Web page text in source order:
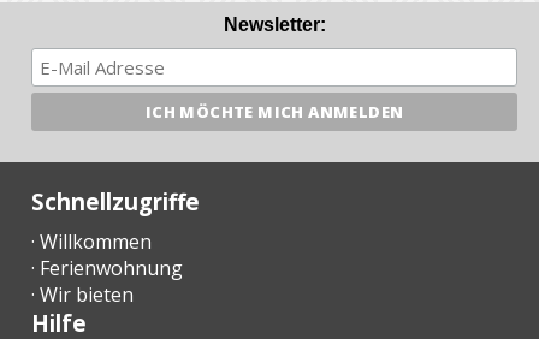
Newsletter:
Schnellzugriffe
· Willkommen
· Ferienwohnung
· Wir bieten
Hilfe